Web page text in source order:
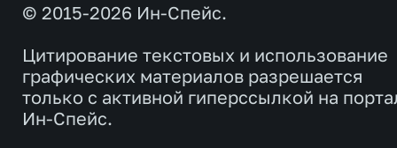
© 2015-2026 Ин-Спейс.
Цитирование текстовых и использование
графических материалов разрешается
только с активной гиперссылкой на
Ин-Спейс.